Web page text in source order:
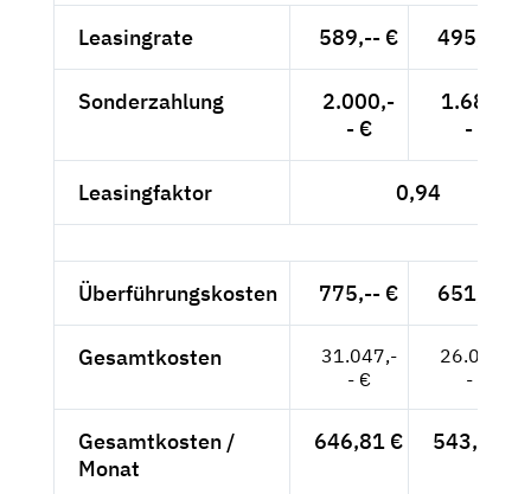
Leasingrate 589,-- € 495,-- €
Sonderzahlung
2.000,-
- €
1.681,-
- €
Leasingfaktor 0,94
Überführungskosten 775,-- € 651,-- €
Gesamtkosten
31.047,-
- €
26.092,-
- €
Gesamtkosten /
Monat
646,81 € 543,58 €